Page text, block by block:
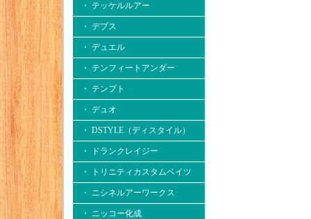
・ テッケルルアー
・ デプス
・ デュエル
・ テンフィートアンダー
・ テンプト
・ デュオ
・ DSTYLE（ディスタイル）
・ ドランクレイジー
・ トリニティカスタムベイツ
・ ニシネルアーワークス
・ ニッコー化成